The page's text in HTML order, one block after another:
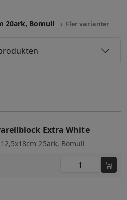
20ark, Bomull Fler varianter
Extra White
25ark, Bomull